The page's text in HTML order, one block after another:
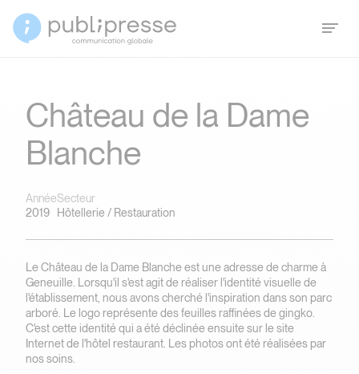
Château de la Dame
Blanche
Année
2019
Secteur
Hôtellerie / Restauration
Le Château de la Dame Blanche est une adresse de charme à
Geneuille. Lorsqu'il s'est agit de réaliser l'identité visuelle de
l'établissement, nous avons cherché l'inspiration dans son parc
arboré. Le logo représente des feuilles raffinées de gingko.
C'est cette identité qui a été déclinée ensuite sur le site
Internet de l'hôtel restaurant. Les photos ont été réalisées par
nos soins.